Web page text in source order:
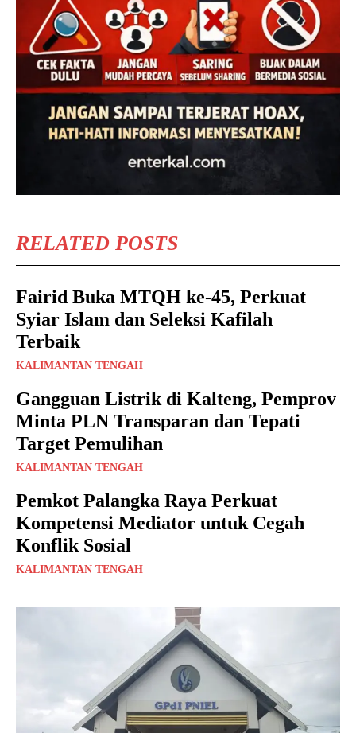
RELATED POSTS
Fairid Buka MTQH ke-45, Perkuat
Syiar Islam dan Seleksi Kafilah
Terbaik
KALIMANTAN TENGAH
Gangguan Listrik di Kalteng, Pemprov
Minta PLN Transparan dan Tepati
Target Pemulihan
KALIMANTAN TENGAH
Pemkot Palangka Raya Perkuat
Kompetensi Mediator untuk Cegah
Konflik Sosial
KALIMANTAN TENGAH